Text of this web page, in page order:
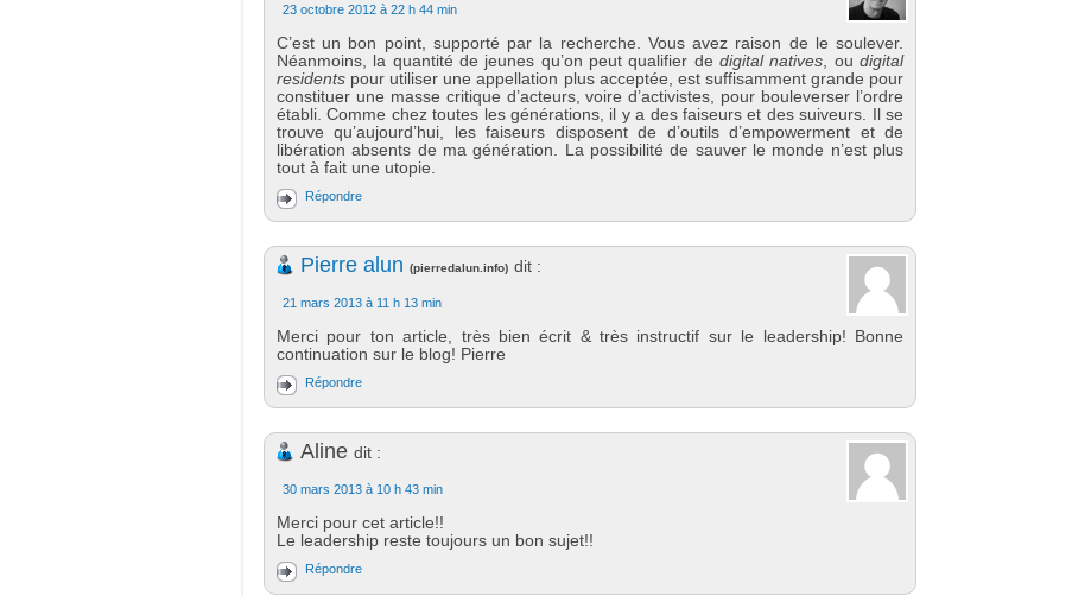
23 octobre 2012 à 22 h 44 min
C’est un bon point, supporté par la recherche. Vous avez raison de le soulever.
Néanmoins, la quantité de jeunes qu’on peut qualifier de digital natives , oudigital
residents pour utiliser une appellation plus acceptée, est suffisamment grande pour
constituer une masse critique d’acteurs, voire d’activistes, pour bouleverser l’ordre
établi. Comme chez toutes les générations, il y a des faiseurs et des suiveurs. Il se
trouve qu’aujourd’hui, les faiseurs disposent de d’outils d’empowerment et de
libération absents de ma génération. La possibilité de sauver le monde n’est plus
tout à fait une utopie.
Répondre
Pierre alun (pierredalun.info) dit :
21 mars 2013 à 11 h 13 min
Merci pour ton article, très bien écrit & très instructif sur le leadership! Bonne
continuation sur le blog! Pierre
Répondre
Aline dit :
30 mars 2013 à 10 h 43 min
Merci pour cet article!!
Le leadership reste toujours un bon sujet!!
Répondre